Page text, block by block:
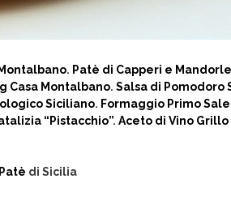
. Patè di Capperi e
Casa Montalbano. Salsa di Pomodoro
Siciliano. Formaggio Primo
“Pistacchio”. Aceto di Vino
di Sicilia